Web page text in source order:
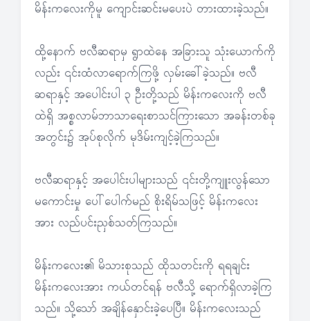
မိန်းကလေးကိုမူ ကျောင်းဆင်းမပေးပဲ တားထားခဲ့သည်။
ထို့နောက် ဗလီဆရာမှ ရွာထဲနေ အခြားသူ သုံးယောက်ကို
လည်း ၎င်းထံလာရောက်ကြဖို့ လှမ်းခေါ်ခဲ့သည်။ ဗလီ
ဆရာနှင့် အပေါင်းပါ ၃ ဦးတို့သည် မိန်းကလေးကို ဗလီ
ထဲရှိ အစ္စလာမ်ဘာသာရေးစာသင်ကြားသော အခန်းတစ်ခု
အတွင်း၌ အုပ်စုလိုက် မုဒိမ်းကျင့်ခဲ့ကြသည်။
ဗလီဆရာနှင့် အပေါင်းပါများသည် ၎င်းတို့ကျူးလွန်သော
မကောင်းမှု ပေါ်ပေါက်မည် စိုးရိမ်သဖြင့် မိန်းကလေး
အား လည်ပင်းညှစ်သတ်ကြသည်။
မိန်းကလေး၏ မိသားစုသည် ထိုသတင်းကို ရရချင်း
မိန်းကလေးအား ကယ်တင်ရန် ဗလီသို့ ရောက်ရှိလာခဲ့ကြ
သည်။ သို့သော် အချိန်နှောင်းခဲ့ပေပြီ။ မိန်းကလေးသည်